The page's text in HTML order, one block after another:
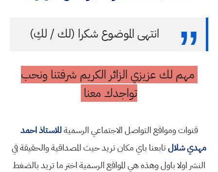
انتهى الموضوع شكرا (لك / لكِ)
مهم لك عزيزي الزائر الكريم شرفتنا ونحب
تواجدك معنا
قنوات ومواقع التواصل الاجتماعي الرسميةللاستاذ احمد
مهدي شلالتابعنا باي مكان تريد حيث المصداقية والحقيقة في
النشر اولا باول وهذه هي المواقع الرسمية اختر ما تريد بالضغط